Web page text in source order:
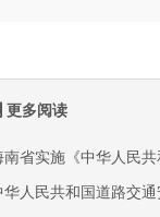
更多阅读
南省实施《中华人民
华人民共和国道路交